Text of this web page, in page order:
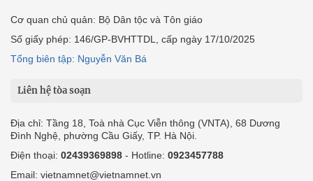
Cơ quan chủ quản: Bộ Dân tộc và Tôn giáo
Số giấy phép: 146/GP-BVHTTDL, cấp ngày 17/10/2025
Tổng biên tập: Nguyễn Văn Bá
Liên hệ tòa soạn
Địa chỉ: Tầng 18, Toà nhà Cục Viễn thông (VNTA), 68 Dương
Đình Nghệ, phường Cầu Giấy, TP. Hà Nội.
Điện thoại: 02439369898 - Hotline: 0923457788
Email: vietnamnet@vietnamnet.vn